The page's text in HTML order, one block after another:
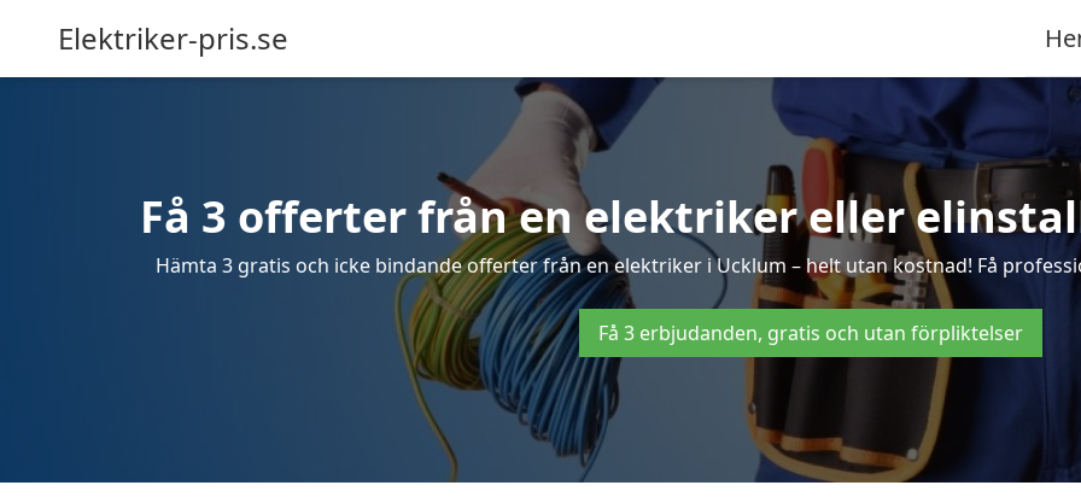
Elektriker-pris.se
Få 3 offerter från en elektriker eller
Hämta 3 gratis och icke bindande offerter från en elektriker i Ucklum – helt utan kostnad! Få
Få 3 erbjudanden, gratis och utan förpliktelser